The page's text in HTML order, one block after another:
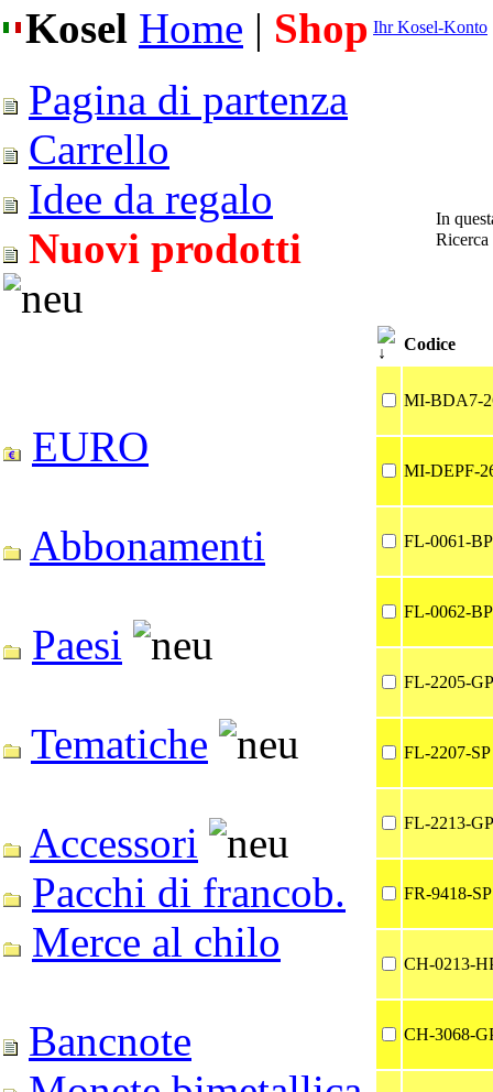
Kosel Home | Shop Ihr Kosel-Konto
Pagina di partenza
Carrello
Idee da regalo
Nuovi prodotti
EURO
Abbonamenti
Paesi
Tematiche
Accessori
Pacchi di francob.
Merce al chilo
Bancnote
In
Codice
MI-BDA7-
MI-DEPF-
FL-0061-BP
FL-0062-BP
FL-2205-GP
FL-2207-SP
FL-2213-GP
FR-9418-SP
CH-0213-
CH-3068-